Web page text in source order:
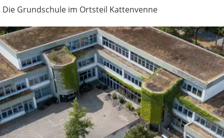
Die Grundschule im Ortsteil Kattenvenne